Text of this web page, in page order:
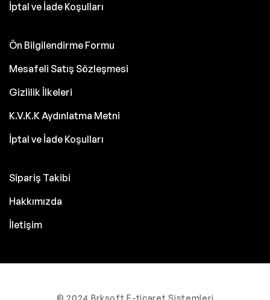
İptal ve İade Koşulları
Ön Bilgilendirme Formu
Mesafeli Satış Sözleşmesi
Gizlilik İlkeleri
K.V.K.K Aydınlatma Metni
İptal ve İade Koşulları
Sipariş Takibi
Hakkımızda
İletişim